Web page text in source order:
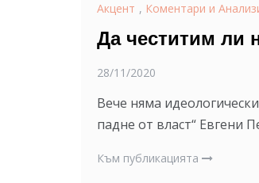
Акцент , Коментари и
Да честитим ли
28/11/2020
Вече няма
падне от власт“ Евгени
Към публикацията